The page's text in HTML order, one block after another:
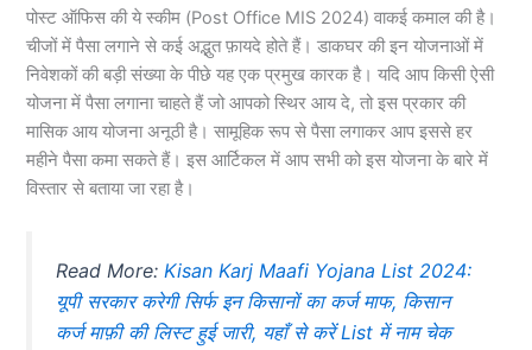
पोस्ट ऑफिस की ये स्कीम (Post Office MIS 2024) वाकई कमाल की है।
चीजों में पैसा लगाने से कई अद्भुत फ़ायदे होते हैं। डाकघर की इन योजनाओं में
निवेशकों की बड़ी संख्या के पीछे यह एक प्रमुख कारक है। यदि आप किसी ऐसी
योजना में पैसा लगाना चाहते हैं जो आपको स्थिर आय दे, तो इस प्रकार की
मासिक आय योजना अनूठी है। सामूहिक रूप से पैसा लगाकर आप इससे हर
महीने पैसा कमा सकते हैं। इस आर्टिकल में आप सभी को इस योजना के बारे में
विस्तार से बताया जा रहा है।
Read More:Kisan Karj Maafi Yojana List 2024:
यूपी सरकार करेगी सिर्फ इन किसानों का कर्ज माफ, किसान
कर्ज माफ़ी की लिस्ट हुई जारी, यहाँ से करें List में नाम चेक